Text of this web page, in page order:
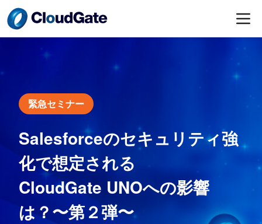
緊急セミナー
Salesforceのセキュリティ強
化で想定される
CloudGate UNOへの影響
は？〜第２弾〜